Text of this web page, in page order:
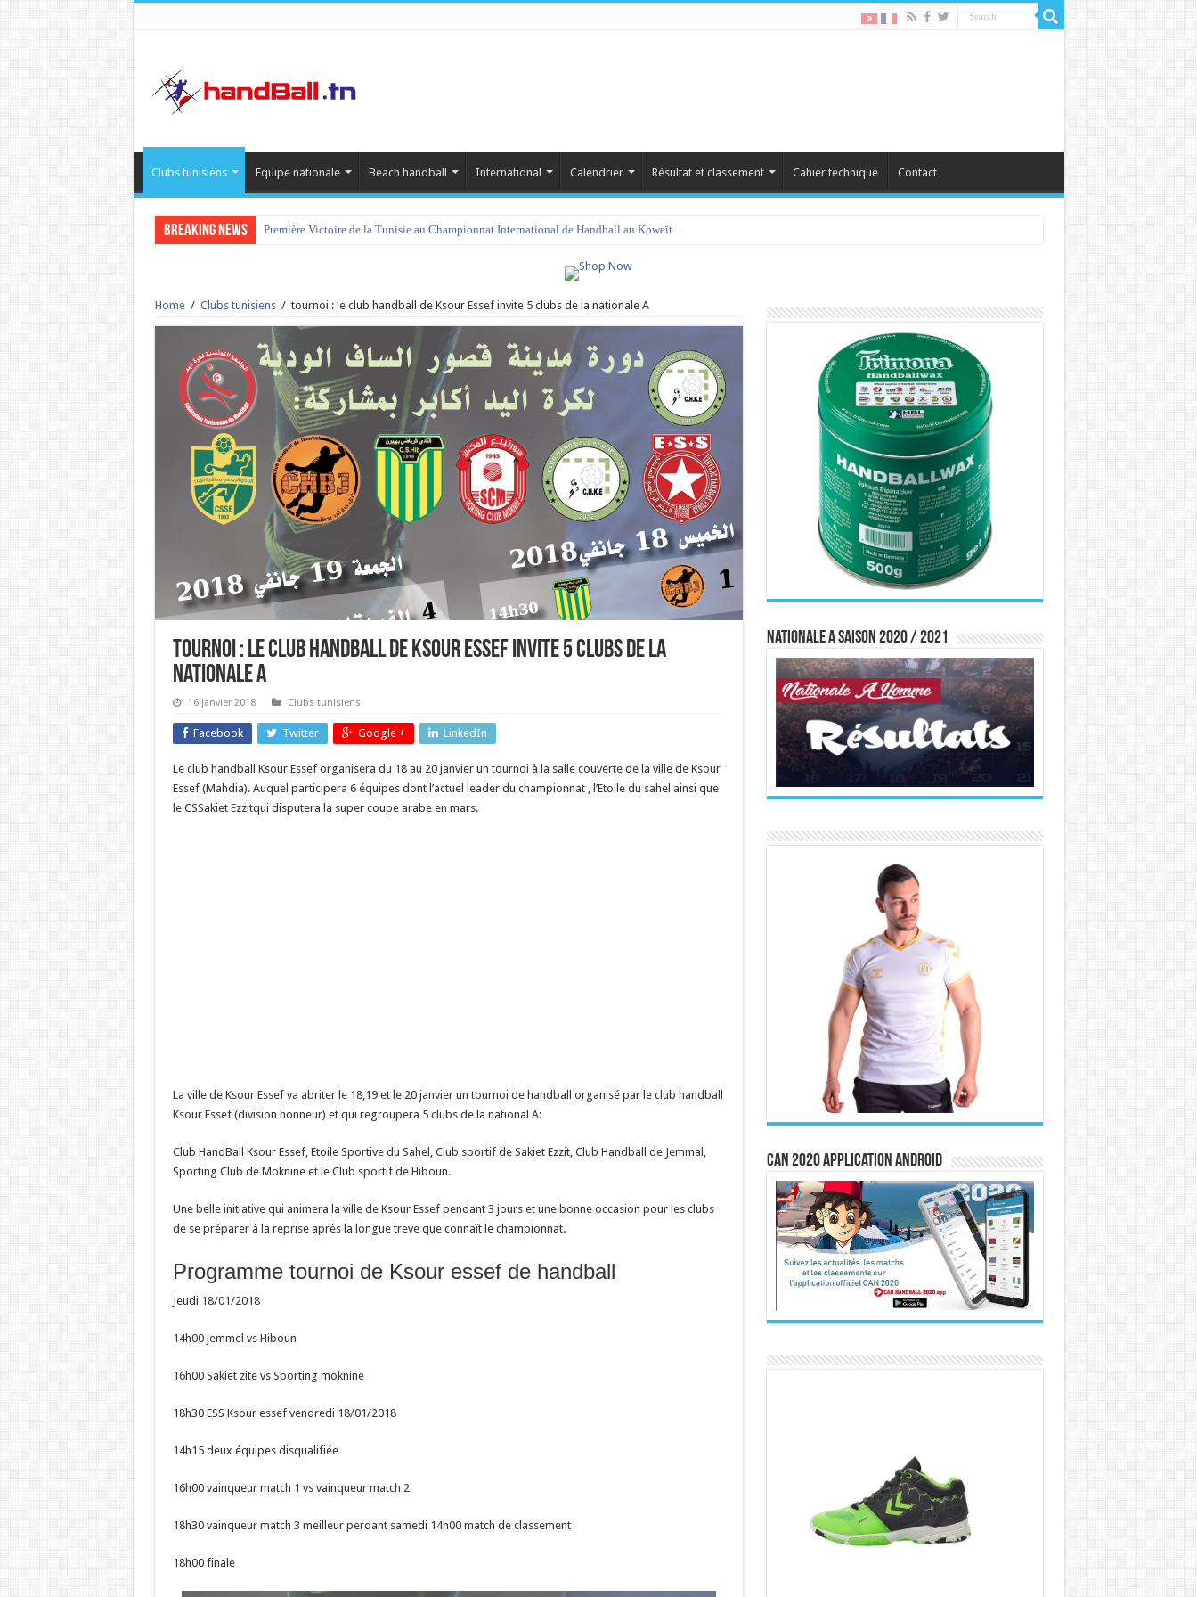
Clubs tunisiens Equipe nationale Beach handball International Calendrier Résultat et classement Cahier technique Contact
Breaking News Première Victoire de la Tunisie au Championnat International de Handball au Koweït
Home / Clubs tunisiens / tournoi : le club handball de Ksour Essef invite 5 clubs de la nationale A
tournoi : le club handball de Ksour Essef invite 5 clubs de la
nationale A
16 janvier 2018 Clubs tunisiens
Facebook Twitter Google + LinkedIn
Le club handball Ksour Essef organisera du 18 au 20 janvier un tournoi à la salle couverte de la ville de Ksour
Essef (Mahdia). Auquel participera 6 équipes dont l’actuel leader du championnat , l’Etoile du sahel ainsi que
le CSSakiet Ezzitqui disputera la super coupe arabe en mars.
La ville de Ksour Essef va abriter le 18,19 et le 20 janvier un tournoi de handball organisé par le club handball
Ksour Essef (division honneur) et qui regroupera 5 clubs de la national A:
Club HandBall Ksour Essef, Etoile Sportive du Sahel, Club sportif de Sakiet Ezzit, Club Handball de Jemmal,
Sporting Club de Moknine et le Club sportif de Hiboun.
Une belle initiative qui animera la ville de Ksour Essef pendant 3 jours et une bonne occasion pour les clubs
de se préparer à la reprise après la longue treve que connaît le championnat.
Programme tournoi de Ksour essef de handball
Jeudi 18/01/2018
14h00 jemmel vs Hiboun
16h00 Sakiet zite vs Sporting moknine
18h30 ESS Ksour essef vendredi 18/01/2018
14h15 deux équipes disqualifiée
16h00 vainqueur match 1 vs vainqueur match 2
18h30 vainqueur match 3 meilleur perdant samedi 14h00 match de classement
18h00 finale
Nationale A saison 2020 / 2021
CAN 2020 Application Android